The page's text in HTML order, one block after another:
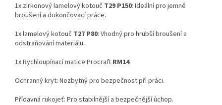
1x zirkonový lamelový kotouč T29 P150: Ideální pro jemné
broušení a dokončovací práce.
1x lamelový kotouč T27 P80: Vhodný pro hrubší broušení a
odstraňování materiálu.
1x Rychloupínací matice Procraft RM14
Ochranný kryt: Nezbytný pro bezpečnost při práci.
Přídavná rukojeť: Pro stabilnější a bezpečnější úchop.